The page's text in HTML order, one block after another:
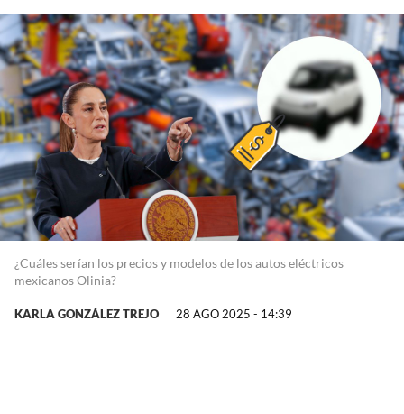
¿Cuáles serían los precios y modelos de los autos eléctricos
mexicanos Olinia?
KARLA GONZÁLEZ TREJO 28 AGO 2025 - 14:39